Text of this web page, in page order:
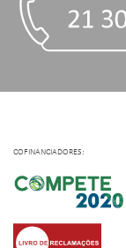
COFINANCIADORES: